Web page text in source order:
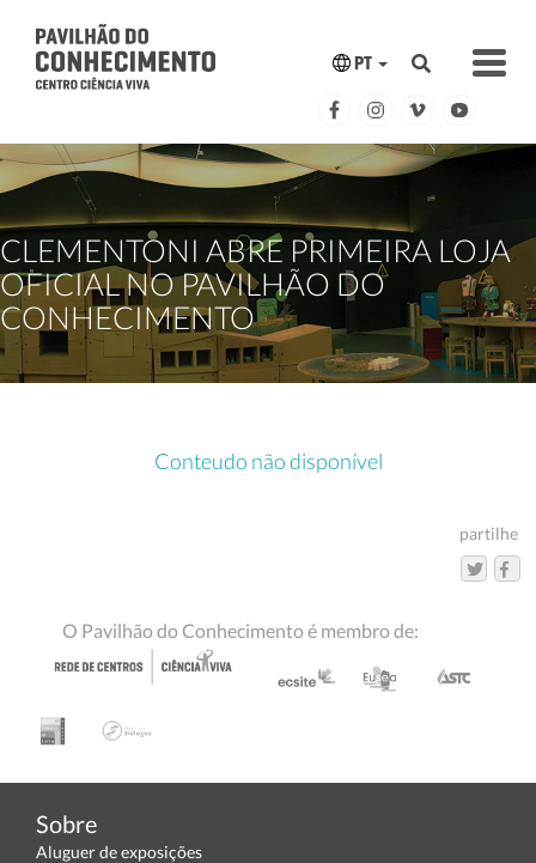
PT
CLEMENTONI ABRE PRIMEIRA LOJA
OFICIAL NO PAVILHÃO DO
CONHECIMENTO
Conteudo não disponível
partilhe
O Pavilhão do Conhecimento é membro de:
Sobre
Aluguer de exposições